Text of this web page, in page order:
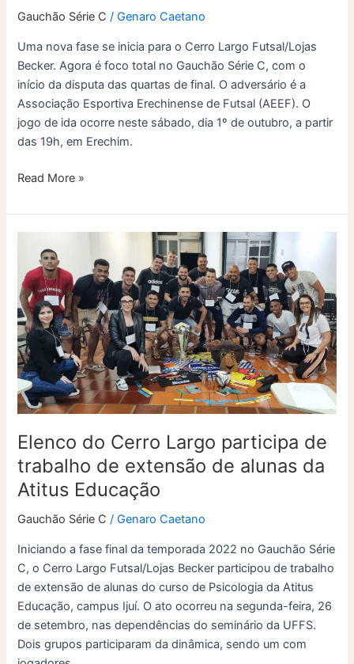
Gauchão Série C /Genaro Caetano
Uma nova fase se inicia para o Cerro Largo Futsal/Lojas
Becker. Agora é foco total no Gauchão Série C, com o
início da disputa das quartas de final. O adversário é a
Associação Esportiva Erechinense de Futsal (AEEF). O
jogo de ida ocorre neste sábado, dia 1º de outubro, a partir
das 19h, em Erechim.
Read More »
Elenco do Cerro Largo participa de
trabalho de extensão de alunas da
Atitus Educação
Gauchão Série C /Genaro Caetano
Iniciando a fase final da temporada 2022 no Gauchão Série
C, o Cerro Largo Futsal/Lojas Becker participou de trabalho
de extensão de alunas do curso de Psicologia da Atitus
Educação, campus Ijuí. O ato ocorreu na segunda-feira, 26
de setembro, nas dependências do seminário da UFFS.
Dois grupos participaram da dinâmica, sendo um com
Cerro
Largo
participa
de
trabalho
de
extensão
de
da
Atitus
Educação